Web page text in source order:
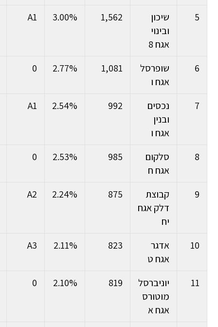
5
שיכון
ובינוי
אגח 8
1,562
3.00%
A1
6
שופרסל
אגח ו
1,081
2.77%
0
7
נכסים
ובנין
אגח ו
992
2.54%
A1
8
סלקום
אגח ח
985
2.53%
0
9
קבוצת
דלק אגח
יח
875
2.24%
A2
10
אדגר
אגח ט
823
2.11%
A3
11
יוניברסל
מוטורס
אגח א
819
2.10%
0